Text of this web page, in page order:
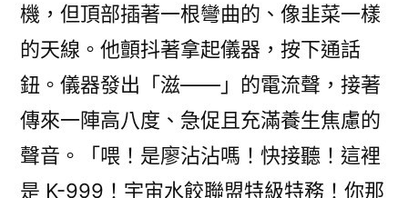
機，但頂部插著一根彎曲的、像韭菜一樣
的天線。他顫抖著拿起儀器，按下通話
鈕。儀器發出「滋——」的電流聲，接著
傳來一陣高八度、急促且充滿養生焦慮的
聲音。「喂！是廖沾沾嗎！快接聽！這裡
是 K-999！宇宙水餃聯盟特級特務！你那